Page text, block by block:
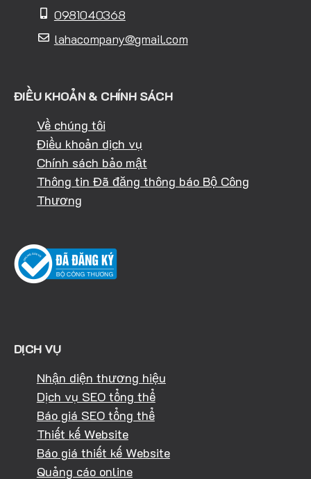
0981040368
lahacompany@gmail.com
ĐIỀU KHOẢN & CHÍNH SÁCH
Về chúng tôi
Điều khoản dịch vụ
Chính sách bảo mật
Thông tin Đã đăng thông báo Bộ Công
Thương
DỊCH VỤ
Nhận diện thương hiệu
Dịch vụ SEO tổng thể
Báo giá SEO tổng thể
Thiết kế Website
Báo giá thiết kế Website
Quảng cáo online